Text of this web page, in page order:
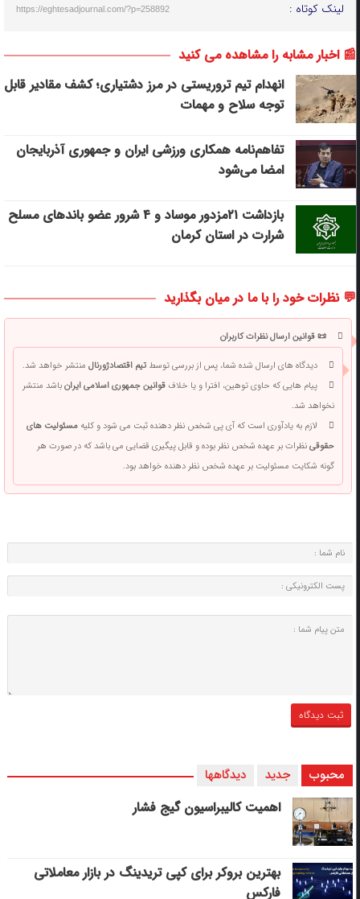
لینک کوتاه : https://eghtesadjournal.com/?p=258892
📰 اخبار مشابه را مشاهده می کنید
انهدام تیم تروریستی در مرز دشتیاری؛ کشف مقادیر قابل
توجه سلاح و مهمات
تفاهم‌نامه همکاری ورزشی ایران و جمهوری آذربایجان
امضا می‌شود
بازداشت ۲۱مزدور موساد و ۴ شرور عضو باندهای مسلح
شرارت در استان کرمان
💬 نظرات خود را با ما در میان بگذارید
📜 قوانین ارسال نظرات کاربران
دیدگاه های ارسال شده شما، پس از بررسی توسطتیم اقتصادژورنالمنتشر خواهد شد.
پیام هایی که حاوی توهین، افترا و یا خلافقوانین جمهوری اسلامی ایرانباشد منتشر
نخواهد شد.
لازم به یادآوری است که آی پی شخص نظر دهنده ثبت می شود و کلیهمسئولیت های
حقوقینظرات بر عهده شخص نظر بوده و قابل پیگیری قضایی می باشد که در صورت هر
گونه شکایت مسئولیت بر عهده شخص نظر دهنده خواهد بود.
محبوب جدید دیدگاهها
اهمیت کالیبراسیون گیج فشار
بهترین بروکر برای کپی‌ تریدینگ در بازار معاملاتی
فارکس